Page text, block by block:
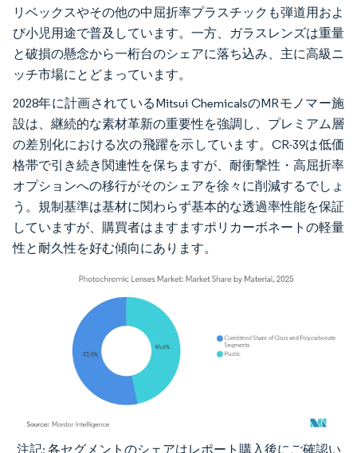
リベックスやその他の中屈折率プラスチックも弾道用およ
び小児用途で普及しています。一方、ガラスレンズは重量
と破損の懸念から一桁台のシェアに落ち込み、主に高級ニ
ッチ市場にとどまっています。
2028年に計画されているMitsui ChemicalsのMRモノマー施
設は、継続的な素材革新の重要性を強調し、プレミアム層
の差別化における次の飛躍を示しています。CR-39は低価
格帯で引き続き関連性を保ちますが、耐衝撃性・高屈折率
オプションへの移行がそのシェアを徐々に削減するでしょ
う。規制基準は基材に関わらず基本的な透過率性能を保証
していますが、購買者はますますポリカーボネートの軽量
性と耐久性を好む傾向にあります。
注記: 各セグメントのシェアはレポート購入後にご確認い